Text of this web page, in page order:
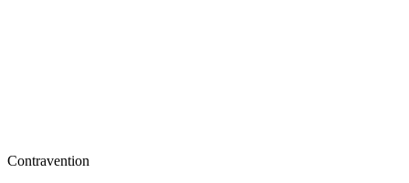
Contravention